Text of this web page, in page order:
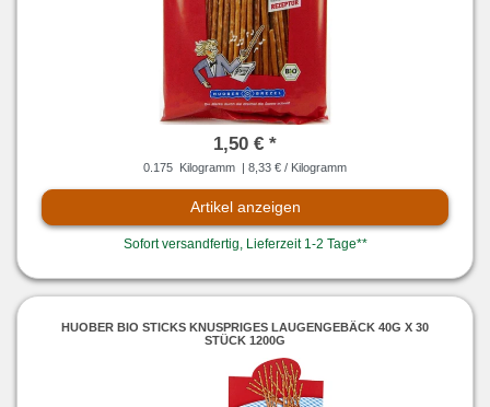
1,50 € *
0.175 Kilogramm | 8,33 € / Kilogramm
Artikel anzeigen
Sofort versandfertig, Lieferzeit 1-2 Tage**
HUOBER BIO STICKS KNUSPRIGES LAUGENGEBÄCK 40G X 30
STÜCK 1200G